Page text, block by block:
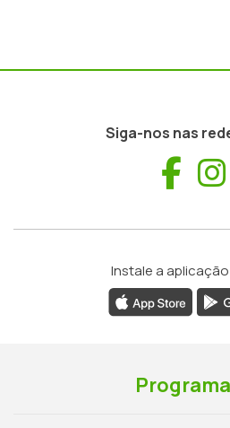
Siga-nos nas
Instale a aplicação